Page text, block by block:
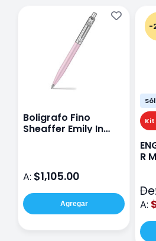
Boligrafo Fino
Sheaffer Emily In
A: $1,105.00
Agregar
-
Kit
R
A: